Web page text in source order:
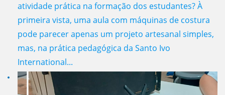
atividade prática na formação dos estudantes? À
primeira vista, uma aula com máquinas de costura
pode parecer apenas um projeto artesanal simples,
mas, na prática pedagógica da Santo Ivo
International...